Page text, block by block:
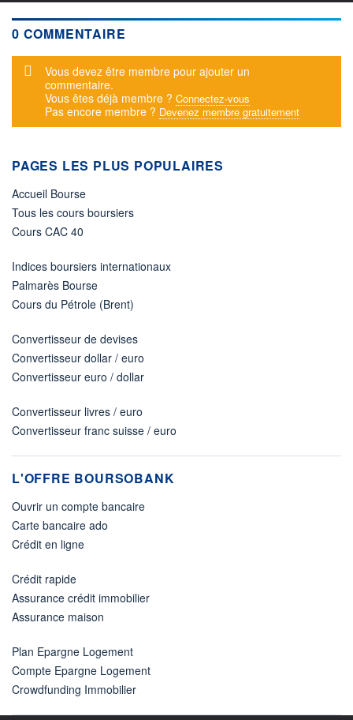
0 COMMENTAIRE
Message d'alerte
Vous devez être membre pour ajouter un
commentaire.
Vous êtes déjà membre ? Connectez-vous
Pas encore membre ? Devenez membre gratuitement
PAGES LES PLUS POPULAIRES
Accueil Bourse
Tous les cours boursiers
Cours CAC 40
Indices boursiers internationaux
Palmarès Bourse
Cours du Pétrole (Brent)
Convertisseur de devises
Convertisseur dollar / euro
Convertisseur euro / dollar
Convertisseur livres / euro
Convertisseur franc suisse / euro
L'OFFRE BOURSOBANK
Ouvrir un compte bancaire
Carte bancaire ado
Crédit en ligne
Crédit rapide
Assurance crédit immobilier
Assurance maison
Plan Epargne Logement
Compte Epargne Logement
Crowdfunding Immobilier